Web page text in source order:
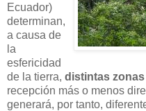
Ecuador)
determinan,
a causa de
la
esfericidad
de la tierra, distintas
recepción más o menos
generará, por tanto,